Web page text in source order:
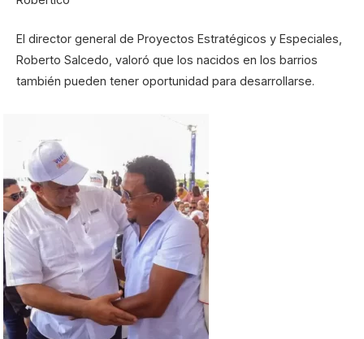
El director general de Proyectos Estratégicos y Especiales,
Roberto Salcedo, valoró que los nacidos en los barrios
también pueden tener oportunidad para desarrollarse.